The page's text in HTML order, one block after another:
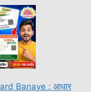
Banaye : आधार